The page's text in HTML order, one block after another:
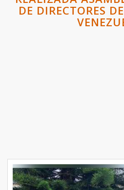
DE DIRECTORES